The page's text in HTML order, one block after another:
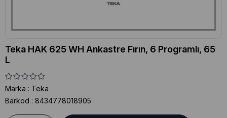
Teka HAK 625 WH Ankastre Fırın, 6 Programlı, 65
L
Marka : Teka
Barkod : 8434778018905